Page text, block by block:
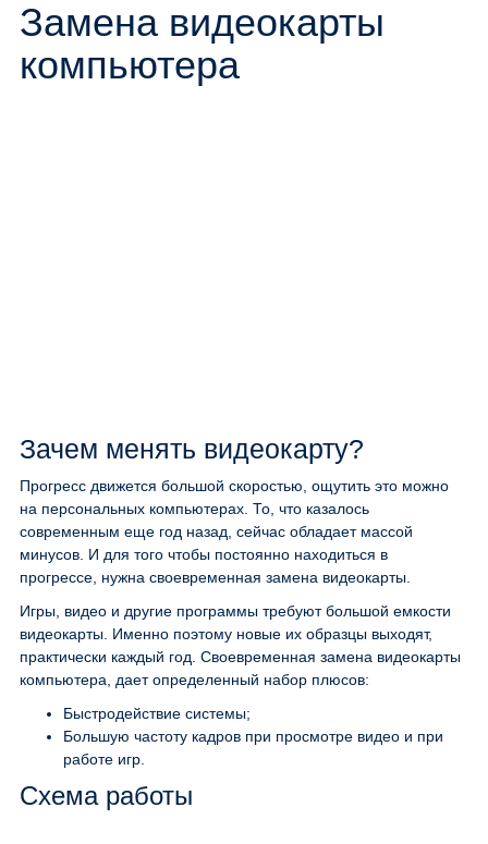
Замена видеокарты
компьютера
Зачем менять видеокарту?
Прогресс движется большой скоростью, ощутить это можно
на персональных компьютерах. То, что казалось
современным еще год назад, сейчас обладает массой
минусов. И для того чтобы постоянно находиться в
прогрессе, нужна своевременная замена видеокарты.
Игры, видео и другие программы требуют большой емкости
видеокарты. Именно поэтому новые их образцы выходят,
практически каждый год. Своевременная замена видеокарты
компьютера, дает определенный набор плюсов:
Быстродействие системы;
Большую частоту кадров при просмотре видео и при
работе игр.
Схема работы